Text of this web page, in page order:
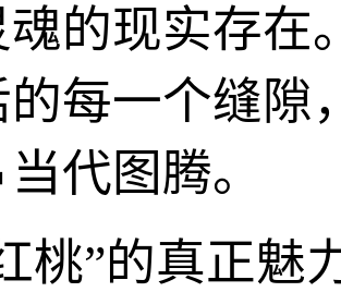
的现实存在
的每一个缝隙
代图腾。
桃”的真正魅